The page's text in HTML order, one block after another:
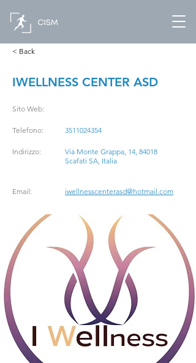
< Back
IWELLNESS CENTER ASD
Sito Web:
Telefono: 3511024354
Indirizzo:
Via Monte Grappa, 14, 84018
Scafati SA, Italia
Email: iwellnesscenterasd@hotmail.com